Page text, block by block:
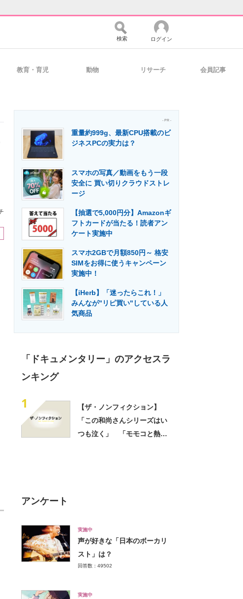
ダーのコミュニティ マーケ×ITの今がよく分かる
IT導入・活用を支援
ーの専門メディア 建設×テクノロジーの最前線
検索 ログイン
教育・育児 動物 リサーチ 会員記事
- PR -
重量約999g、最新CPU搭載のビ
ジネスPCの実力は？
スマホの写真／動画をもう一段
安全に 買い切りクラウドストレ
ージ
【抽選で5,000円分】Amazonギ
フトカードが当たる！読者アン
ケート実施中
スマホ2GBで月額850円～ 格安
SIMをお得に使うキャンペーン
実施中！
【iHerb】「迷ったらこれ！」
みんなが"リピ買い"している人
気商品
「ドキュメンタリー」のアクセスラ
ンキング
1
【ザ・ノンフィクション】
「この和尚さんシリーズはい
つも泣く」 「モモコと熱血
アンケート
実施中
声が好きな「日本のボーカリ
スト」は？
回答数：49502
実施中